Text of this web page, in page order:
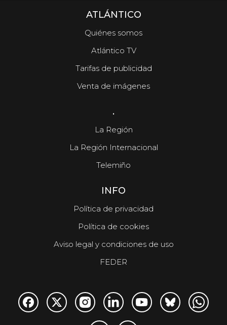
ATLÁNTICO
Quiénes somos
Atlántico TV
Tarifas de publicidad
Venta de imágenes
.
La Región
La Región Internacional
Telemiño
INFO
Política de privacidad
Política de cookies
Aviso legal y condiciones de uso
FEDER